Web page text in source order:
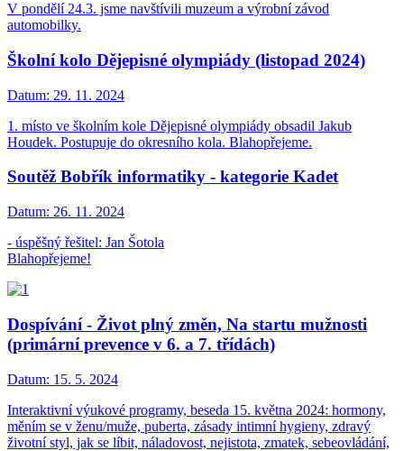
V pondělí 24.3. jsme navštívili muzeum a výrobní závod
automobilky.
Školní kolo Dějepisné olympiády (listopad 2024)
Datum: 29. 11. 2024
1. místo ve školním kole Dějepisné olympiády obsadil Jakub
Houdek. Postupuje do okresního kola. Blahopřejeme.
Soutěž Bobřík informatiky - kategorie Kadet
Datum: 26. 11. 2024
- úspěšný řešitel: Jan Šotola
Blahopřejeme!
Dospívání - Život plný změn, Na startu mužnosti
(primární prevence v 6. a 7. třídách)
Datum: 15. 5. 2024
Interaktivní výukové programy, beseda 15. května 2024: hormony,
měním se v ženu/muže, puberta, zásady intimní hygieny, zdravý
životní styl, jak se líbit, náladovost, nejistota, zmatek, sebeovládání,